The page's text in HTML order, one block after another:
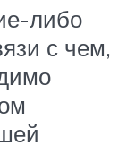
либо
с чем,